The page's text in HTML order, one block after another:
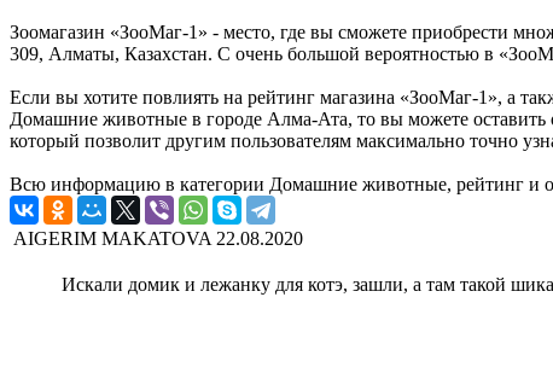
Зоомагазин «ЗооМаг-1» - место, где вы сможете приобрести
309, Алматы, Казахстан. С очень большой вероятностью в
Если вы хотите повлиять на рейтинг магазина «ЗооМаг-1», а
Домашние животные в городе Алма-Ата, то вы можете
который позволит другим пользователям максимально точно
Всю информацию в категории Домашние животные, рейтинг и
AIGERIM MAKATOVA 22.08.2020
Искали домик и лежанку для котэ, зашли, а там такой